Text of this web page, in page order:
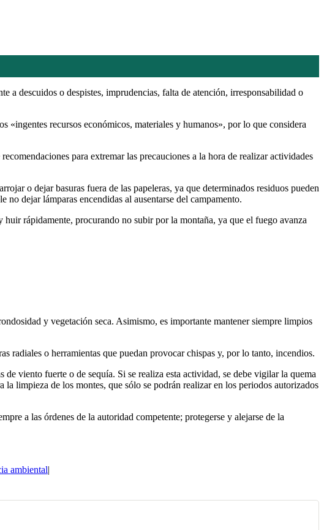
a descuidos o despistes, imprudencias, falta de atención, irresponsabilidad o
recursos económicos, materiales y humanos», por lo que considera
para extremar las precauciones a la hora de realizar actividades
o dejar basuras fuera de las papeleras, ya que determinados residuos pueden
dejar lámparas encendidas al ausentarse del campamento.
rápidamente, procurando no subir por la montaña, ya que el fuego avanza
y vegetación seca. Asimismo, es importante mantener siempre limpios
radiales o herramientas que puedan provocar chispas y, por lo tanto, incendios.
viento fuerte o de sequía. Si se realiza esta actividad, se debe vigilar la quema
la limpieza de los montes, que sólo se podrán realizar en los periodos autorizados
a las órdenes de la autoridad competente; protegerse y alejarse de la
ambiental|